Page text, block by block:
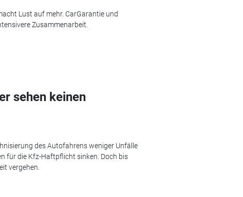
Lust auf mehr. CarGarantie und
Zusammenarbeit.
sehen keinen
des Autofahrens weniger Unfälle
für die Kfz-Haftpflicht sinken. Doch bis
vergehen.